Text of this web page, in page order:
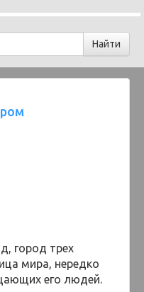
город трех
мира, нередко
его людей.